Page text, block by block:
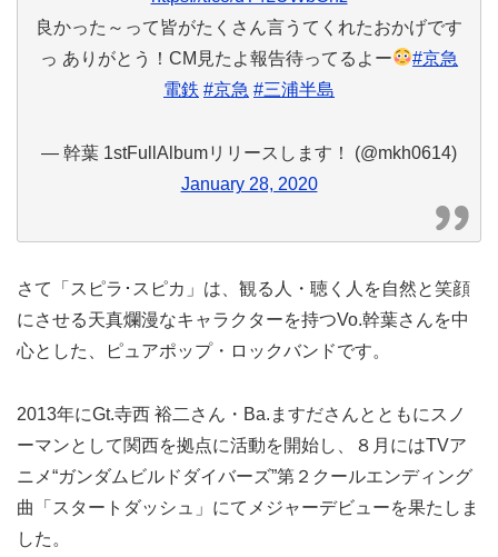
良かった～って皆がたくさん言うてくれたおかげです
っ ありがとう！CM見たよ報告待ってるよー
#京急
電鉄 #京急 #三浦半島
— 幹葉 1stFullAlbumリリースします！ (@mkh0614)
January 28, 2020
さて「スピラ･スピカ」は、観る人・聴く人を自然と笑顔
にさせる天真爛漫なキャラクターを持つVo.幹葉さんを中
心とした、ピュアポップ・ロックバンドです。
2013年にGt.寺西 裕二さん・Ba.ますださんとともにスノ
ーマンとして関西を拠点に活動を開始し、８月にはTVア
ニメ“ガンダムビルドダイバーズ”第２クールエンディング
曲「スタートダッシュ」にてメジャーデビューを果たしま
した。